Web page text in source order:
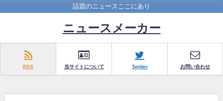
話題のニュースここにあり
ニュースメーカー
RSS 当サイトについて Twitter お問い合わせ